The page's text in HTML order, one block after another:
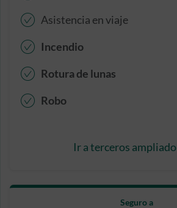
Asistencia en viaje
Incendio
Rotura de lunas
Robo
Ir a terceros ampliado
Seguro a